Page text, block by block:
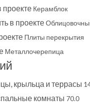
проекте Керамблок
в проекте
Плиты перекрытия
Металлочерепица
крыльца и террасы
комнаты 70.0